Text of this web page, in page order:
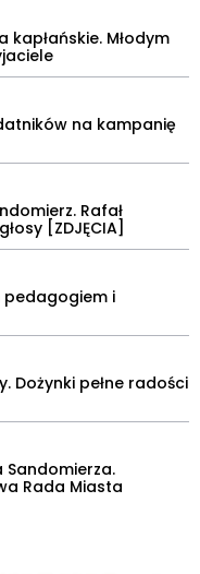
kapłańskie. Młodym
na kampanię
Rafał
[ZDJĘCIA]
pedagogiem i
Dożynki pełne radości
Rada Miasta